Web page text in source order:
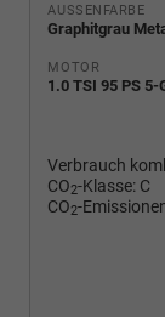
AUSSENFARBE
Graphitgrau
MOTOR
1.0 TSI 95 PS 5-
Verbrauch
CO2-Klasse: C
CO2-